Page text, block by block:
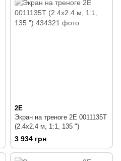
2E
Экран на треноге 2E 0011135T
(2.4x2.4 м, 1:1, 135 ")
3 934 грн